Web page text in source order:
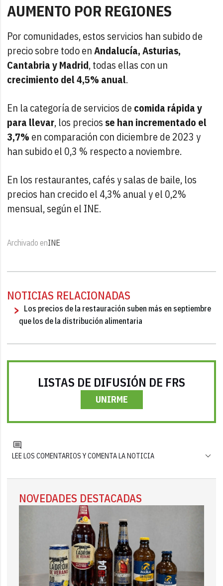
AUMENTO POR REGIONES
Por comunidades, estos servicios han subido de
precio sobre todo enAndalucía, Asturias,
Cantabria y Madrid, todas ellas con un
crecimiento del 4,5% anual.
En la categoría de servicios de comida rápida y
para llevar, los precios se han incrementado el
3,7% en comparación con diciembre de 2023 y
han subido el 0,3 % respecto a noviembre.
En los restaurantes, cafés y salas de baile, los
precios han crecido el 4,3% anual y el 0,2%
mensual, según el INE.
Archivado enINE
NOTICIAS RELACIONADAS
Los precios de la restauración suben más en septiembre
que los de la distribución alimentaria
LISTAS DE DIFUSIÓN DE FRS
UNIRME
LEE LOS COMENTARIOS Y COMENTA LA NOTICIA
NOVEDADES DESTACADAS